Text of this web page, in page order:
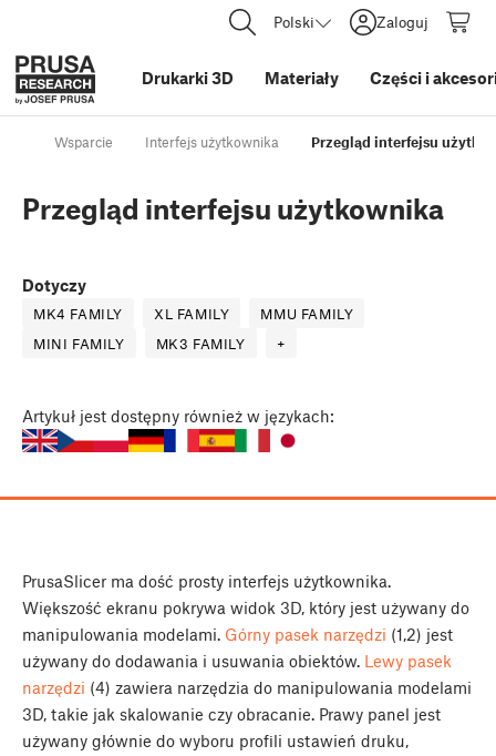
Polski Zaloguj
Drukarki 3D Materiały Części i
Wsparcie Interfejs użytkownika Przegląd interfejsu
Przegląd interfejsu użytkownika
Dotyczy
MK4 FAMILY XL FAMILY
MMU FAMILY
MINI FAMILY
MK3 FAMILY +
Artykuł jest dostępny również w językach:
PrusaSlicer ma dość prosty interfejs użytkownika.
Większość ekranu pokrywa widok 3D, który jest używany do
manipulowania modelami. Górny pasek narzędzi (1,2) jest
używany do dodawania i usuwania obiektów. Lewy pasek
narzędzi (4) zawiera narzędzia do manipulowania modelami
3D, takie jak skalowanie czy obracanie. Prawy panel jest
używany głównie do wyboru profili ustawień druku,